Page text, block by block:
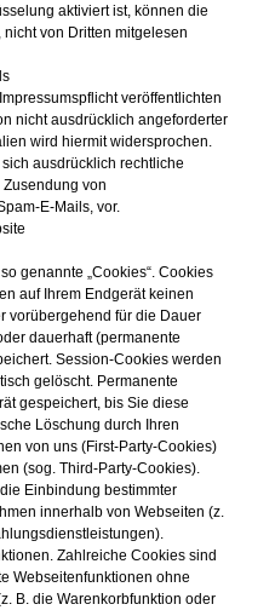
aktiviert ist, können die
von Dritten mitgelesen
veröffentlichten
nicht ausdrücklich angeforderter
wird hiermit widersprochen.
ausdrücklich rechtliche
von
E-Mails, vor.
genannte „Cookies“. Cookies
auf Ihrem Endgerät keinen
vorübergehend für die Dauer
dauerhaft (permanente
Session-Cookies werden
gelöscht. Permanente
gespeichert, bis Sie diese
Löschung durch Ihren
von uns (First-Party-Cookies)
(sog. Third-Party-Cookies).
Einbindung bestimmter
innerhalb von Webseiten (z.
Zahlreiche Cookies sind
Webseitenfunktionen ohne
B. die Warenkorbfunktion oder